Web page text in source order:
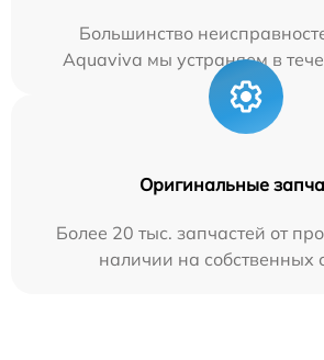
Большинство
Aquaviva мы устраняем в
Оригинальные
Более 20 тыс. запчастей от
наличии на собственных